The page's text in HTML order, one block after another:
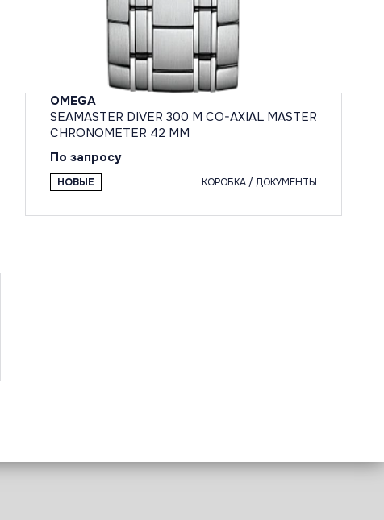
OMEGA
SEAMASTER DIVER 300 M CO-AXIAL MASTER
CHRONOMETER 42 MM
По запросу
НОВЫЕ КОРОБКА / ДОКУМЕНТЫ